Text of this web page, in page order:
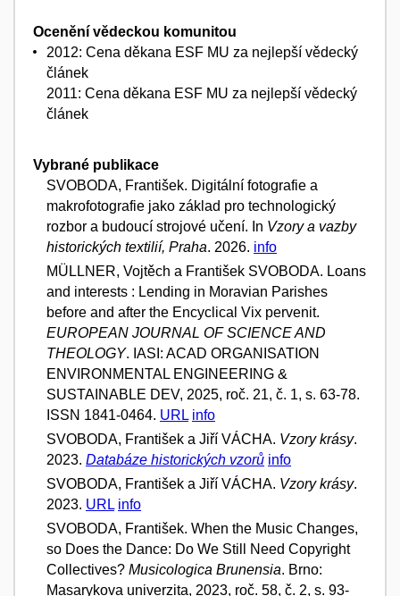
Ocenění vědeckou komunitou
2012: Cena děkana ESF MU za nejlepší vědecký
článek
2011: Cena děkana ESF MU za nejlepší vědecký
článek
Vybrané publikace
SVOBODA, František. Digitální fotografie a
makrofotografie jako základ pro technologický
rozbor a budoucí strojové učení. In Vzory a vazby
historických textilií, Praha. 2026. info
MÜLLNER, Vojtěch a František SVOBODA. Loans
and interests : Lending in Moravian Parishes
before and after the Encyclical Vix pervenit.
EUROPEAN JOURNAL OF SCIENCE AND
THEOLOGY. IASI: ACAD ORGANISATION
ENVIRONMENTAL ENGINEERING &
SUSTAINABLE DEV, 2025, roč. 21, č. 1, s. 63-78.
ISSN 1841-0464. URL info
SVOBODA, František a Jiří VÁCHA. Vzory krásy.
2023. Databáze historických vzorů info
SVOBODA, František a Jiří VÁCHA. Vzory krásy.
2023. URL info
SVOBODA, František. When the Music Changes,
so Does the Dance: Do We Still Need Copyright
Collectives? Musicologica Brunensia. Brno:
Masarykova univerzita, 2023, roč. 58, č. 2, s. 93-